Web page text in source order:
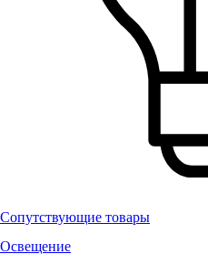
Сопутствующие товары
Освещение